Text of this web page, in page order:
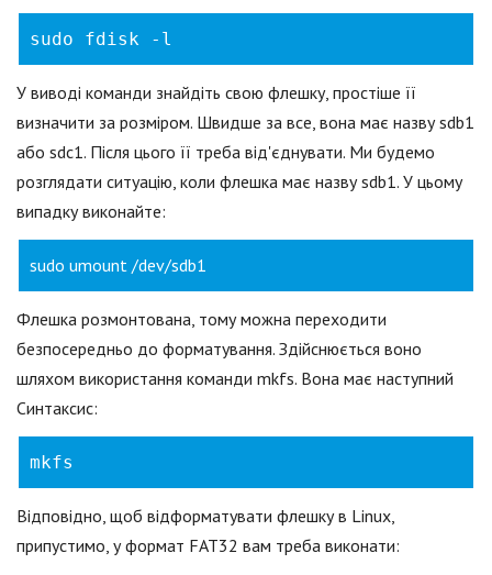
sudo fdisk -l
У виводі команди знайдіть свою флешку, простіше її
визначити за розміром. Швидше за все, вона має назву sdb1
або sdc1. Після цього її треба від'єднувати. Ми будемо
розглядати ситуацію, коли флешка має назву sdb1. У цьому
випадку виконайте:
sudo umount /dev/sdb1
Флешка розмонтована, тому можна переходити
безпосередньо до форматування. Здійснюється воно
шляхом використання команди mkfs. Вона має наступний
Синтаксис:
mkfs
Відповідно, щоб відформатувати флешку в Linux,
припустимо, у формат FAT32 вам треба виконати: